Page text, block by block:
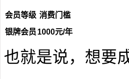
会员等级 消费门槛
银牌会员 1000元/年
也就是说，想要